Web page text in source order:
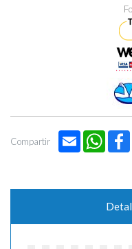
Compartir Email